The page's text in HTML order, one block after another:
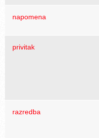
napomena
privitak
razredba